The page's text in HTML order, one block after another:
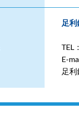
足
E-
足